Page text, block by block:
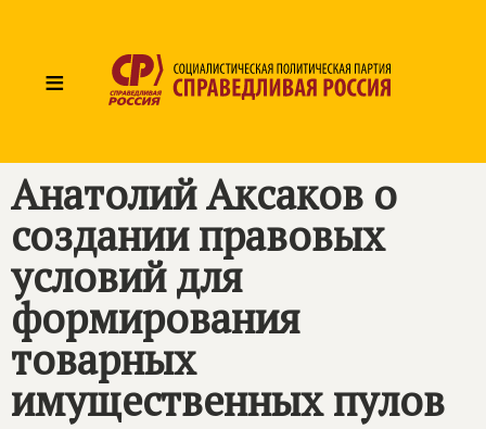
≡
Анатолий Аксаков о
создании правовых
условий для
формирования
товарных
имущественных пулов